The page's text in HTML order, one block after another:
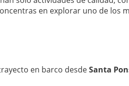
en explorar uno de los
en barco desdeSanta